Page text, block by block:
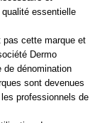
essentielle
pas cette marque et
Dermo
de dénomination
sont devenues
professionnels de